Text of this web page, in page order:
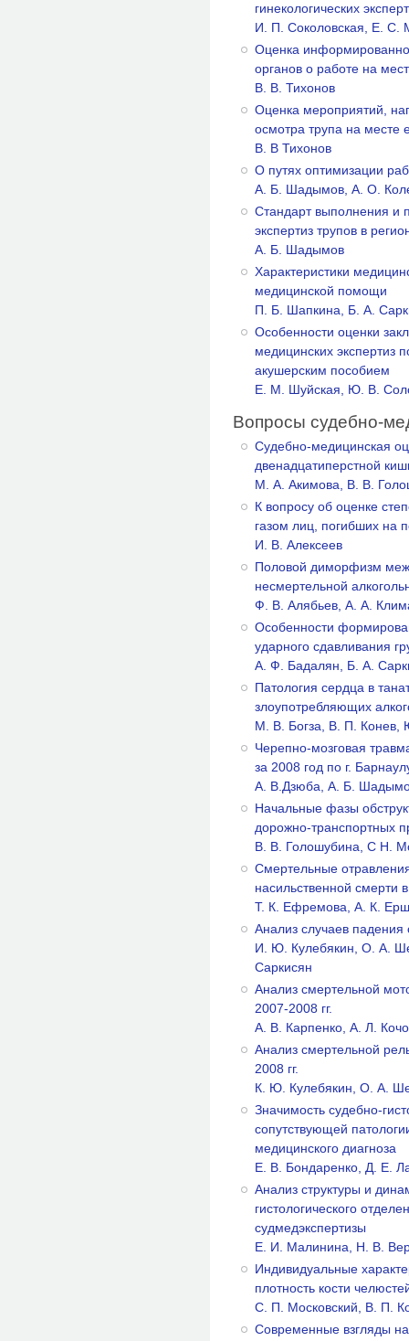
гинекологических
И. П. Соколовская, Е. С.
Оценка
органов о работе на
В. В. Тихонов
Оценка мероприятий,
осмотра трупа на месте
B. В Тихонов
О путях оптимизации
А. Б. Шадымов, А. О.
Стандарт выполнения и
экспертиз трупов в
А. Б. Шадымов
Характеристики
медицинской помощи
П. Б. Шапкина, Б. А.
Особенности оценки
медицинских экспертиз
акушерским пособием
Е. М. Шуйская, Ю. В.
Вопросы судебно-
Судебно-медицинская
двенадцатиперстной
М. А. Акимова, В. В.
К вопросу об оценке
газом лиц, погибших на
И. В. Алексеев
Половой диморфизм
несмертельной
Ф. В. Алябьев, А. А.
Особенности
ударного сдавливания
А. Ф. Бадалян, Б. А.
Патология сердца в
злоупотребляющих
М. В. Богза, В. П. Конев,
Черепно-мозговая
за 2008 год по г.
A. В.Дзюба, А. Б.
Начальные фазы
дорожно-транспортных
B. В. Голошубина, С Н.
Смертельные
насильственной смерти
Т. К. Ефремова, А. К.
Анализ случаев падения
И. Ю. Кулебякин, О. А.
Саркисян
Анализ смертельной
2007-2008 гг.
А. В. Карпенко, А. Л.
Анализ смертельной
2008 гг.
К. Ю. Кулебякин, О. А.
Значимость судебно-
сопутствующей
медицинского диагноза
Е. В. Бондаренко, Д. Е.
Анализ структуры и
гистологического
судмедэкспертизы
Е. И. Малинина, Н. В.
Индивидуальные
плотность кости
С. П. Московский, В. П.
Современные взгляды